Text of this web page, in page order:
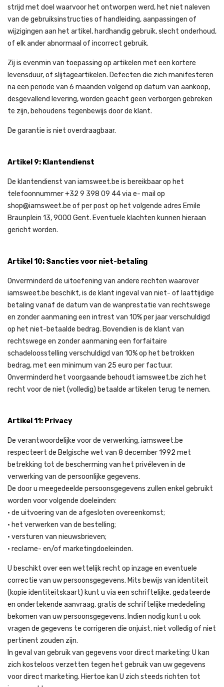
strijd met doel waarvoor het ontworpen werd, het niet naleven
van de gebruiksinstructies of handleiding, aanpassingen of
wijzigingen aan het artikel, hardhandig gebruik, slecht onderhoud,
of elk ander abnormaal of incorrect gebruik.
Zij is evenmin van toepassing op artikelen met een kortere
levensduur, of slijtageartikelen. Defecten die zich manifesteren
na een periode van 6 maanden volgend op datum van aankoop,
desgevallend levering, worden geacht geen verborgen gebreken
te zijn, behoudens tegenbewijs door de klant.
De garantie is niet overdraagbaar.
Artikel 9: Klantendienst
De klantendienst van iamsweet.be is bereikbaar op het
telefoonnummer +32 9 398 09 44 via e- mail op
shop@iamsweet.be of per post op het volgende adres Emile
Braunplein 13, 9000 Gent. Eventuele klachten kunnen hieraan
gericht worden.
Artikel 10: Sancties voor niet-betaling
Onverminderd de uitoefening van andere rechten waarover
iamsweet.be beschikt, is de klant ingeval van niet- of laattijdige
betaling vanaf de datum van de wanprestatie van rechtswege
en zonder aanmaning een intrest van 10% per jaar verschuldigd
op het niet-betaalde bedrag. Bovendien is de klant van
rechtswege en zonder aanmaning een forfaitaire
schadeloosstelling verschuldigd van 10% op het betrokken
bedrag, met een minimum van 25 euro per factuur.
Onverminderd het voorgaande behoudt iamsweet.be zich het
recht voor de niet (volledig) betaalde artikelen terug te nemen.
Artikel 11: Privacy
De verantwoordelijke voor de verwerking, iamsweet.be
respecteert de Belgische wet van 8 december 1992 met
betrekking tot de bescherming van het privéleven in de
verwerking van de persoonlijke gegevens.
De door u meegedeelde persoonsgegevens zullen enkel gebruikt
worden voor volgende doeleinden:
• de uitvoering van de afgesloten overeenkomst;
• het verwerken van de bestelling;
• versturen van nieuwsbrieven;
• reclame- en/of marketingdoeleinden.
U beschikt over een wettelijk recht op inzage en eventuele
correctie van uw persoonsgegevens. Mits bewijs van identiteit
(kopie identiteitskaart) kunt u via een schriftelijke, gedateerde
en ondertekende aanvraag, gratis de schriftelijke mededeling
bekomen van uw persoonsgegevens. Indien nodig kunt u ook
vragen de gegevens te corrigeren die onjuist, niet volledig of niet
pertinent zouden zijn.
In geval van gebruik van gegevens voor direct marketing: U kan
zich kosteloos verzetten tegen het gebruik van uw gegevens
voor direct marketing. Hiertoe kan U zich steeds richten tot